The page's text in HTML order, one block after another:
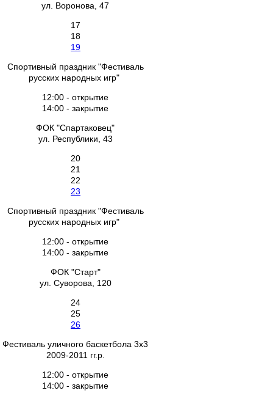
ул. Воронова, 47
17
18
19
Спортивный праздник "Фестиваль
русских народных игр"
12:00 - открытие
14:00 - закрытие
ФОК "Спартаковец"
ул. Республики, 43
20
21
22
23
Спортивный праздник "Фестиваль
русских народных игр"
12:00 - открытие
14:00 - закрытие
ФОК "Старт"
ул. Суворова, 120
24
25
26
Фестиваль уличного баскетбола 3х3
2009-2011 гг.р.
12:00 - открытие
14:00 - закрытие